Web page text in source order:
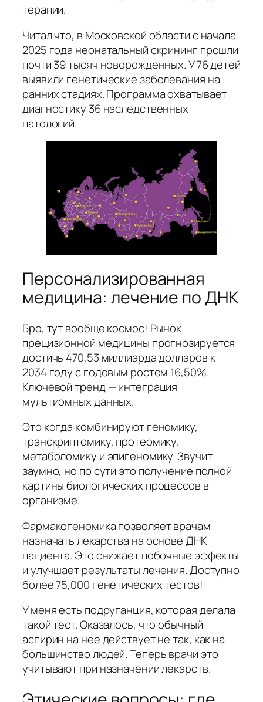
терапии.
Читал что, в Московской области с начала
2025 года неонатальный скрининг прошли
почти 39 тысяч новорожденных. У 76 детей
выявили генетические заболевания на
ранних стадиях. Программа охватывает
диагностику 36 наследственных
патологий.
Персонализированная
медицина: лечение по ДНК
Бро, тут вообще космос! Рынок
прецизионной медицины прогнозируется
достичь 470,53 миллиарда долларов к
2034 году с годовым ростом 16,50%.
Ключевой тренд — интеграция
мультиомных данных.
Это когда комбинируют геномику,
транскриптомику, протеомику,
метаболомику и эпигеномику. Звучит
заумно, но по сути это получение полной
картины биологических процессов в
организме.
Фармакогеномика позволяет врачам
назначать лекарства на основе ДНК
пациента. Это снижает побочные эффекты
и улучшает результаты лечения. Доступно
более 75,000 генетических тестов!
У меня есть подруганция, которая делала
такой тест. Оказалось, что обычный
аспирин на нее действует не так, как на
большинство людей. Теперь врачи это
учитывают при назначении лекарств.